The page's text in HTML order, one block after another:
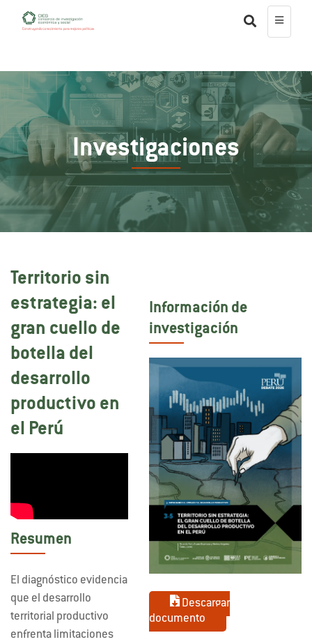
Investigaciones
Territorio sin
estrategia: el
gran cuello de
botella del
desarrollo
productivo en
el Perú
Resumen
El diagnóstico evidencia
que el desarrollo
territorial productivo
enfrenta limitaciones
Información de
investigación
Descargar
documento